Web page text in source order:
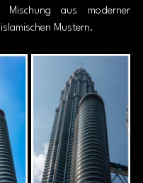
Mischung aus moderner
Mustern.